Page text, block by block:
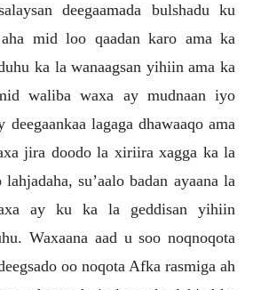
deegaamada bulshadu ku
mid loo qaadan karo ama ka
ka la wanaagsan yihiin ama ka
waliba waxa ay mudnaan iyo
lagaga dhawaaqo ama
jira doodo la xiriira xagga ka la
su’aalo badan ayaana la
ay ku ka la geddisan yihiin
Waxaana aad u soo noqnoqota
oo noqota Afka rasmiga ah